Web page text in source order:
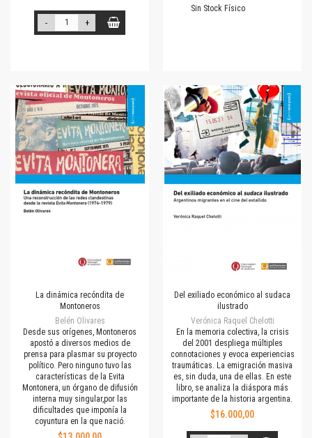
- +
Sin Stock Físico
La dinámica recóndita de
Montoneros
Belén Olivares
Desde sus orígenes, Montoneros
apostó a diversos medios de
prensa para plasmar su proyecto
político. Pero ninguno tuvo las
características de la Evita
Montonera, un órgano de difusión
interna muy singular,por las
dificultades que imponía la
coyuntura en la que nació.
Del exiliado económico al sudaca
ilustrado
Verónica Raquel Chelotti
En la memoria colectiva, la crisis
del 2001 despliega múltiples
connotaciones y evoca experiencias
traumáticas. La emigración masiva
es, sin duda, una de ellas. En este
libro, se analiza la diáspora más
importante de la historia argentina.
$16.000,00